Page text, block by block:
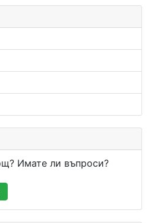
Имате ли въпроси?